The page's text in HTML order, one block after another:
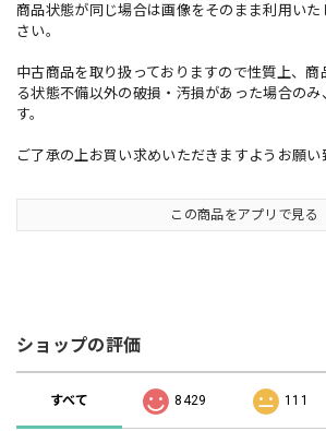
商品状態が同じ場合は画像をそのまま利用い
さい。
中古商品を取り扱っておりますので性質上、
る状態不備以外の破損・汚損があった場合のみ
す。
ご了承の上お買い求めいただきますようお願い
この商品をアプリで見る
ショップの評価
すべて 8429 111